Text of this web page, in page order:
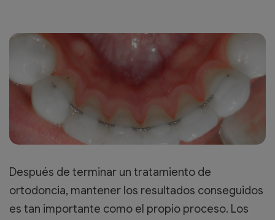
Después de terminar un tratamiento de
ortodoncia, mantener los resultados conseguidos
es tan importante como el propio proceso. Los